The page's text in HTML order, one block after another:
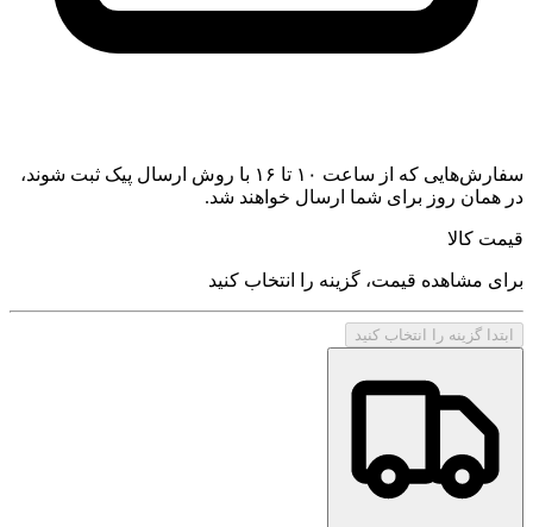
سفارش‌هایی که از ساعت ۱۰ تا ۱۶ با روش ارسال پیک ثبت شوند،
در همان روز برای شما ارسال خواهند شد.
قیمت کالا
برای مشاهده قیمت، گزینه را انتخاب کنید
ابتدا گزینه را انتخاب کنید